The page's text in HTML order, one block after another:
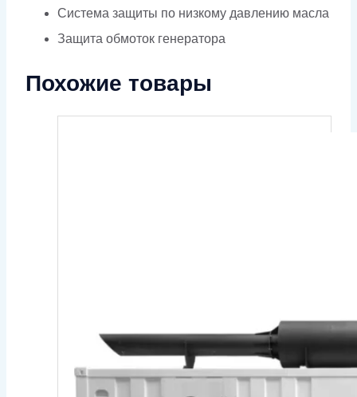
Система защиты по низкому давлению масла
Защита обмоток генератора
Похожие товары